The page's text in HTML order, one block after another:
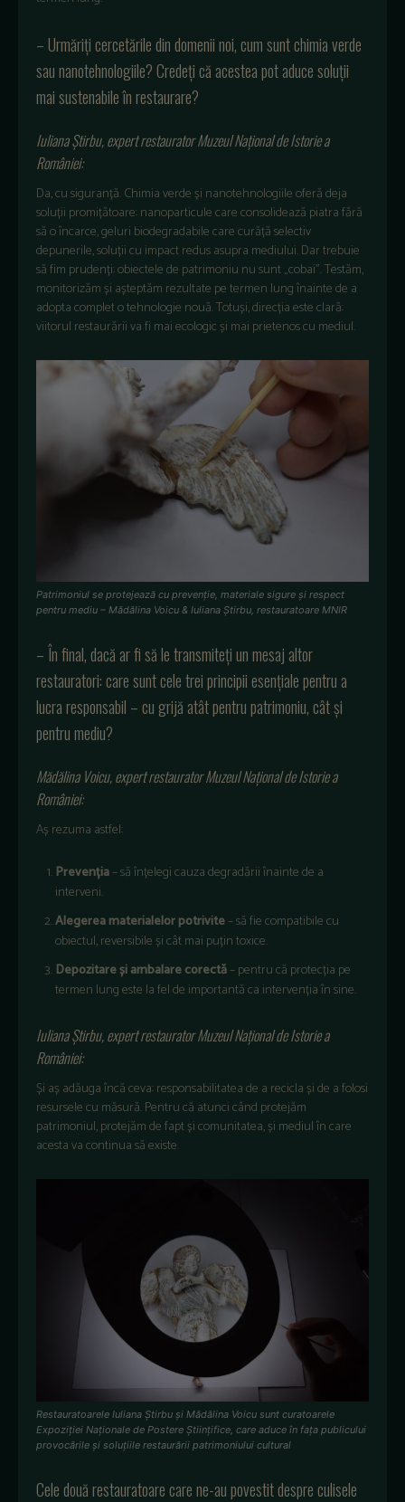
– Urmăriți cercetările din domenii noi, cum sunt chimia verde
sau nanotehnologiile? Credeți că acestea pot aduce soluții
mai sustenabile în restaurare?
Iuliana Știrbu, expert restaurator Muzeul Național de Istorie a
României:
Da, cu siguranță. Chimia verde și nanotehnologiile oferă deja
soluții promițătoare: nanoparticule care consolidează piatra fără
să o încarce, geluri biodegradabile care curăță selectiv
depunerile, soluții cu impact redus asupra mediului. Dar trebuie
să fim prudenți: obiectele de patrimoniu nu sunt „cobai”. Testăm,
monitorizăm și așteptăm rezultate pe termen lung înainte de a
adopta complet o tehnologie nouă. Totuși, direcția este clară:
viitorul restaurării va fi mai ecologic și mai prietenos cu mediul.
Patrimoniul se protejează cu prevenție, materiale sigure și respect
pentru mediu – Mădălina Voicu & Iuliana Știrbu, restauratoare MNIR
– În final, dacă ar fi să le transmiteți un mesaj altor
restauratori: care sunt cele trei principii esențiale pentru a
lucra responsabil – cu grijă atât pentru patrimoniu, cât și
pentru mediu?
Mădălina Voicu, expert restaurator Muzeul Național de Istorie a
României:
Aș rezuma astfel:
Prevenția– să înțelegi cauza degradării înainte de a
interveni.
Alegerea materialelor potrivite– să fie compatibile cu
obiectul, reversibile și cât mai puțin toxice.
Depozitare și ambalare corectă– pentru că protecția pe
termen lung este la fel de importantă ca intervenția în sine.
Iuliana Știrbu, expert restaurator Muzeul Național de Istorie a
României:
Și aș adăuga încă ceva: responsabilitatea de a recicla și de a folosi
resursele cu măsură. Pentru că atunci când protejăm
patrimoniul, protejăm de fapt și comunitatea, și mediul în care
acesta va continua să existe.
Restauratoarele Iuliana Știrbu și Mădălina Voicu sunt curatoarele
Expoziției Naționale de Postere Științifice, care aduce în fața publicului
provocările și soluțiile restaurării patrimoniului cultural
Cele două restauratoare care ne-au povestit despre culisele